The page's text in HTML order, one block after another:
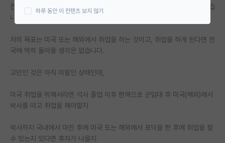
대학원 합격 후기 게시판
연구실(PI) 홍보 게시판
석박사 채용 정보 게시판
임용 정보 게시판
학부 인턴 게시판
임용 후기 게시판
전문연을 하기 위해 석박통합을 희망했지만, 사정상 석사로 입학하게 되었습
니다.
저의 목표는 미국 또는 해외에서 취업을 하는 것이고, 취업을 하게 된다면 한
국에 딱히 돌아올 생각은 없습니다.
고민인 것은 아직 미필인 상태인데,
미국 취업을 위해서라면 석사 졸업 이후 현역으로 군입대 후 미국(해외)에서
박사를 따고 취업을 해야할지
박사까지 국내에서 마친 후에 미국 또는 해외에서 포닥을 한 후에 취업을 할
수 있는지 있다면 후자가 나을지
하루 동안 이 컨텐츠 보지 않기